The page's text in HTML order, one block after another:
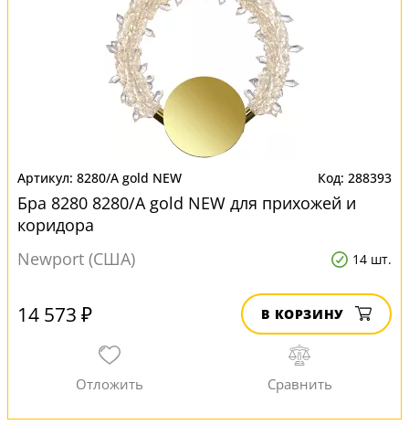
8280/А gold NEW 288393
Бра 8280 8280/А gold NEW для прихожей и
коридора
Newport (США)
14 шт.
14 573 ₽ В КОРЗИНУ